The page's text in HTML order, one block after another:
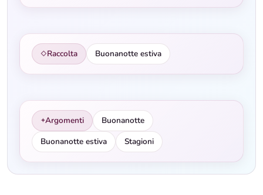
◇Raccolta Buonanotte estiva
✦Argomenti
Buonanotte
Buonanotte estiva
Stagioni